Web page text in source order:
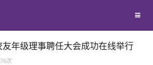
地区联络
馈母校
年级理事聘任大会成功在线举行
次